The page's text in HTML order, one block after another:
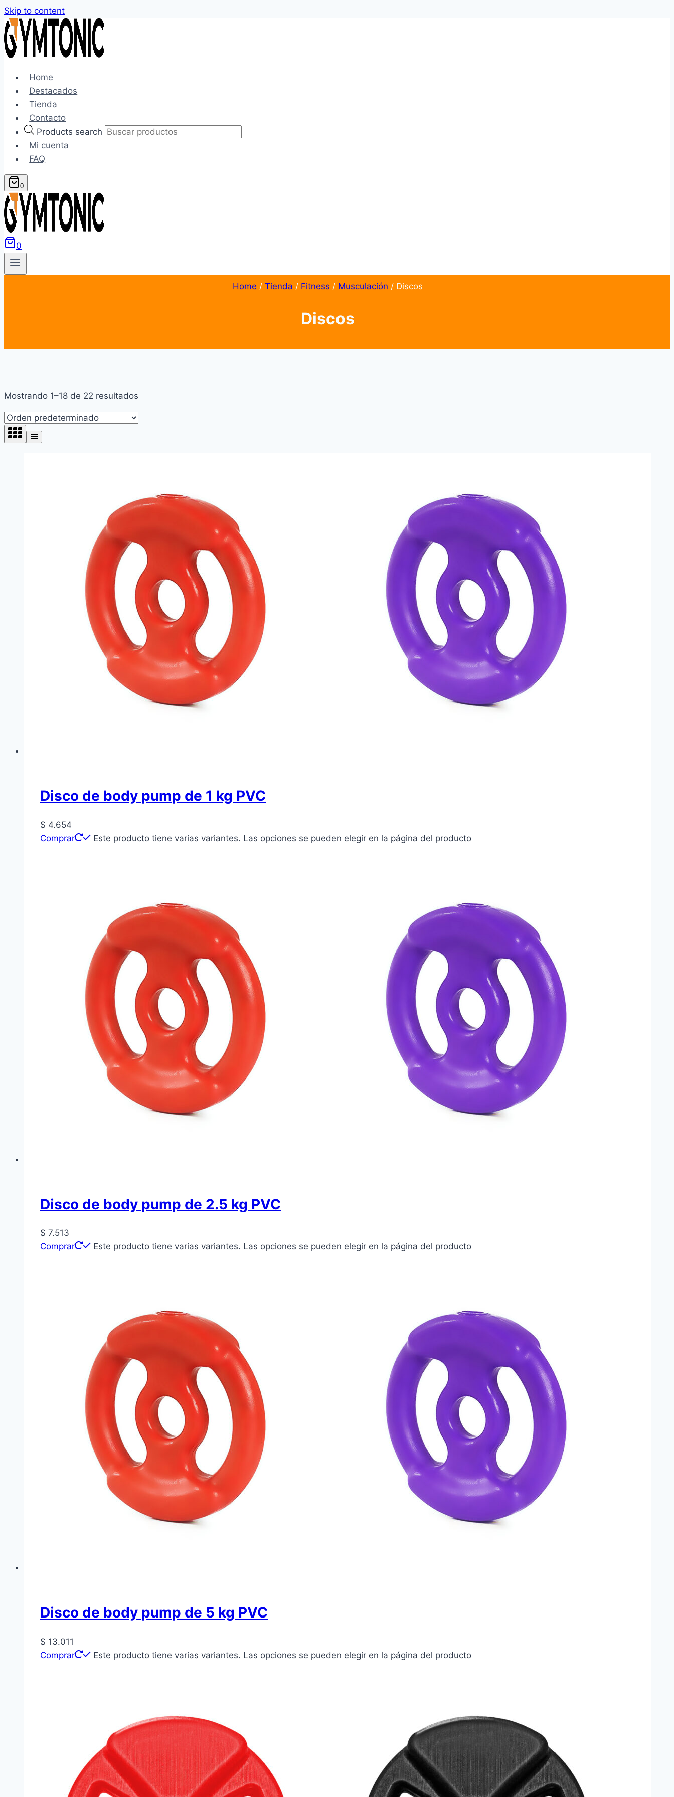
Skip to content
Home
Destacados
Tienda
Contacto
Products search
Mi cuenta
FAQ
0
0
Home / Tienda / Fitness / Musculación / Discos
Discos
Mostrando 1–18 de 22 resultados
Disco de body pump de 1 kg PVC
$ 4.654
Comprar
Este producto tiene varias variantes. Las opciones se pueden elegir en la página del producto
Disco de body pump de 2.5 kg PVC
$ 7.513
Comprar
Este producto tiene varias variantes. Las opciones se pueden elegir en la página del producto
Disco de body pump de 5 kg PVC
$ 13.011
Comprar
Este producto tiene varias variantes. Las opciones se pueden elegir en la página del producto